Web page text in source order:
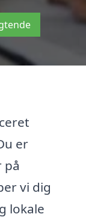
er
på
vi dig
lokale